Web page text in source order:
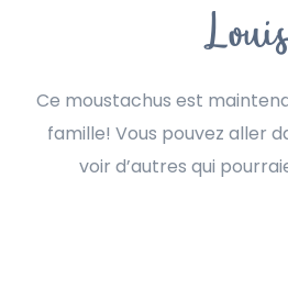
Louis
Ce moustachus est
famille! Vous pouvez aller
voir d’autres qui